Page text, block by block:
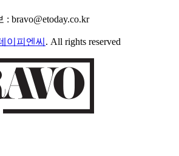
bravo@etoday.co.kr
이피엔씨 . All rights reserved